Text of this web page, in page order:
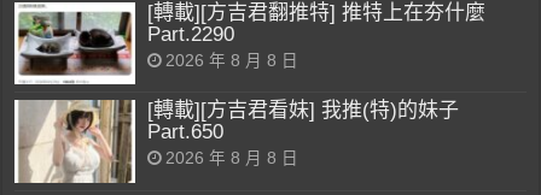
[轉載][方吉君翻推特] 推特上在夯什麼
Part.2290
2026 年 8 月 8 日
[轉載][方吉君看妹] 我推(特)的妹子
Part.650
2026 年 8 月 8 日